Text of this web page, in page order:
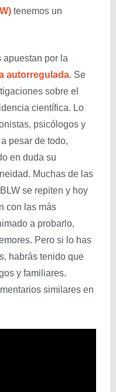
tenemos un
apuestan por la
autorregulada. Se
sobre el
científica. Lo
psicólogos y
pesar de todo,
en duda su
Muchas de las
se repiten y hoy
con las más
a probarlo,
Pero si lo has
habrás tenido que
y familiares.
similares en